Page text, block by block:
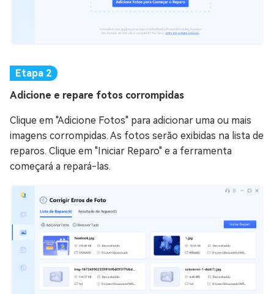
Adicione e repare fotos corrompidas
Clique em "Adicione Fotos" para adicionar uma ou mais
imagens corrompidas. As fotos serão exibidas na lista de
reparos. Clique em "Iniciar Reparo" e a ferramenta
começará a repará-las.